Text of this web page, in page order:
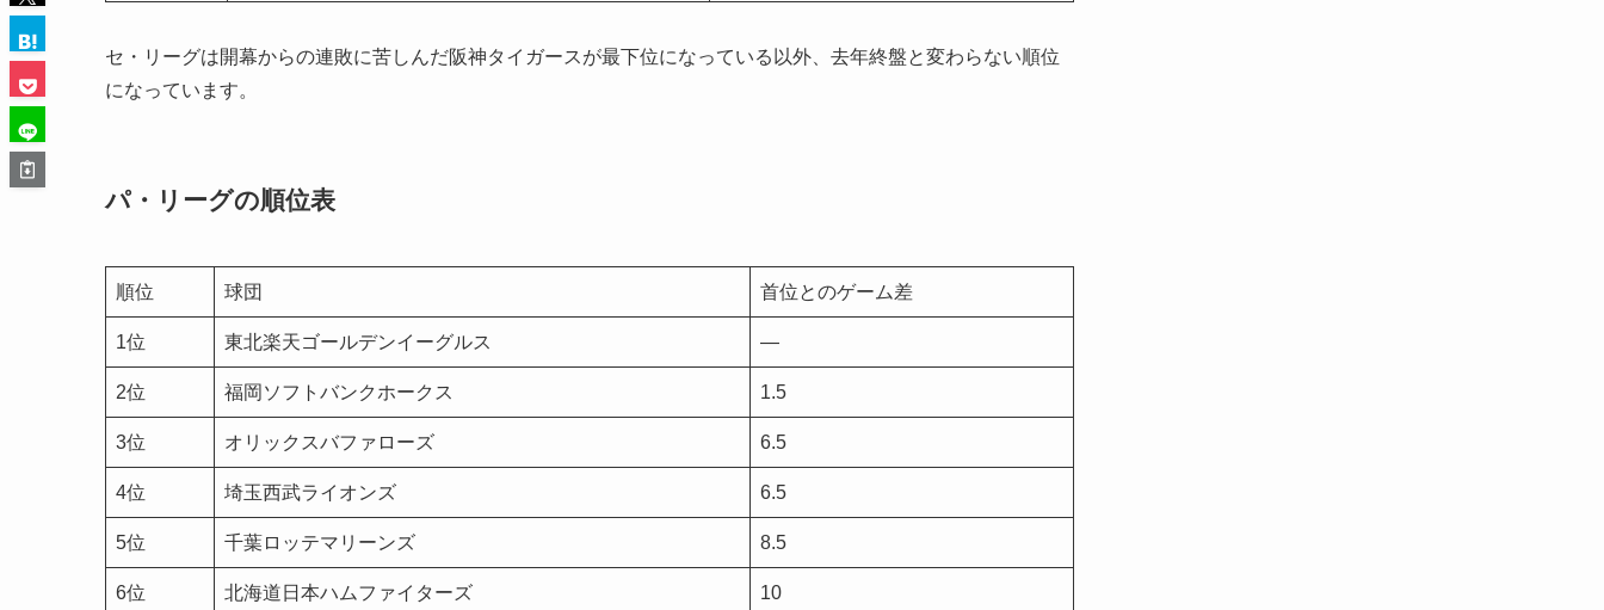
セ・リーグは開幕からの連敗に苦しんだ阪神タイガースが最下位になっている以外、去年終盤と変わらない順位
になっています。
パ・リーグの順位表
順位 球団 首位とのゲーム差
1位 東北楽天ゴールデンイーグルス ―
2位 福岡ソフトバンクホークス 1.5
3位 オリックスバファローズ 6.5
4位 埼玉西武ライオンズ 6.5
5位 千葉ロッテマリーンズ 8.5
6位 北海道日本ハムファイターズ 10